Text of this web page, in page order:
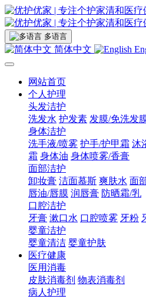
多语言
简体中文
网站首页
个人护理
头发洁护
洗发水 护发素 发膜/免洗发
身体洁护
洗手液/喷雾 护手/护甲霜 沐
霜 身体油 身体喷雾/香膏
面部洁护
卸妆膏 洁面慕斯 爽肤水 面
唇油/唇膜 润唇膏 防晒霜/乳
口腔洁护
牙膏 漱口水 口腔喷雾 牙粉
婴童洁护
婴童清洁 婴童护肤
医疗健康
医用消毒
皮肤消毒剂 物表消毒剂
病人护理